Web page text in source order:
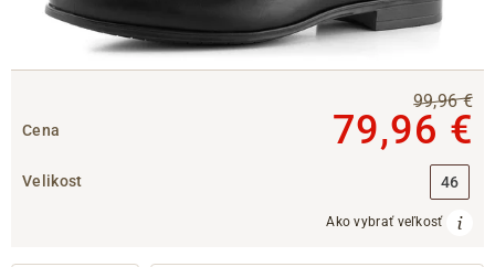
Cena
99,96 €
79,96 €
Velikost 46
Ako vybrať veľkosť